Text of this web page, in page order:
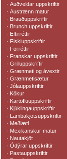
· Auðveldar uppskriftir
· Austrænn matur
· Brauðuppskriftir
· Brunch uppskriftir
· Eftirréttir
· Fiskiuppskriftir
· Forréttir
· Franskar uppskriftir
· Grilluppskriftir
· Grænmeti og ávextir
· Grænmetisætur
· Jólauppskriftir
· Kökur
· Kartöfluuppskriftir
· Kjúklingauppskriftir
· Lambakjötsuppskriftir
· Meðlæti
· Mexikanskur matur
· Nautakjöt
· Ódýrar uppskriftir
· Pastauppskriftir